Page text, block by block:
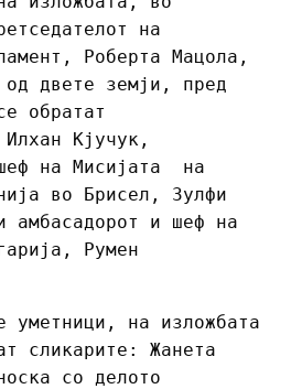
на
Роберта Мацола,
двете земји, пред
обратат
Илхан Кјучук,
на Мисијата на
во Брисел, Зулфи
амбасадорот и шеф на
Румен
уметници, на изложбата
сликарите: Жанета
со делото